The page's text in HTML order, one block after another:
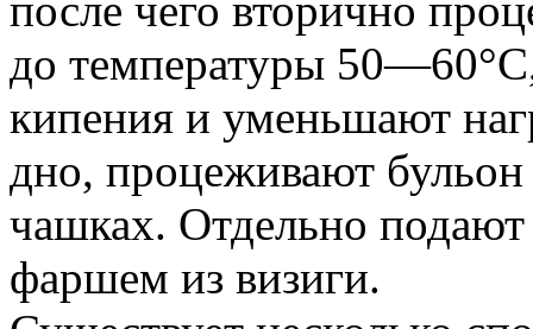
после чего вторично
до температуры
кипения и уменьшают
дно, процеживают бульон
чашках. Отдельно подают
фаршем из визиги.